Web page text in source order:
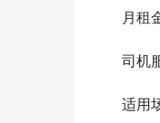
月租金
司机服
适用场